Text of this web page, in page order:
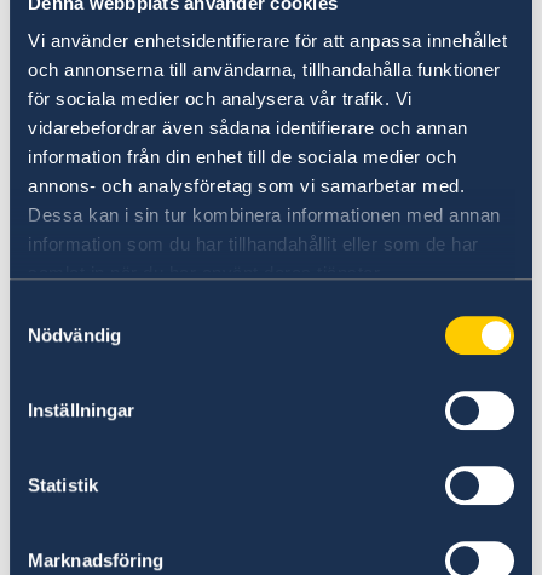
Vi använder enhetsidentifierare för att anpassa innehållet
och annonserna till användarna, tillhandahålla funktioner
för sociala medier och analysera vår trafik. Vi
vidarebefordrar även sådana identifierare och annan
information från din enhet till de sociala medier och
annons- och analysföretag som vi samarbetar med.
Dessa kan i sin tur kombinera informationen med annan
information som du har tillhandahållit eller som de har
Nödvändig
Inställningar
Statistik
Marknadsföring
behöver inte boka tid för ditt besök.
Om du i stället vill få ditt levnadsintyg signerat
och stämplat på något av konsulaten i
Argentina behöver du kontakta det relevanta
konsulatet direkt för att boka tid.
Kontaktuppgifter dit hittar du längst ner på
sidan.
Skicka in ditt levnadsintyg till
Pensionsmyndigheten
Ditt stämplade och signerade levnadsintyg ska
följande sätt:
Skicka in levnadsintyg via